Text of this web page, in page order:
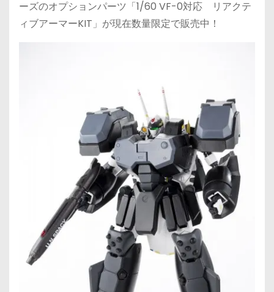
ーズのオプションパーツ「1/60 VF-0対応 リアクテ
ィブアーマーKIT」が現在数量限定で販売中！